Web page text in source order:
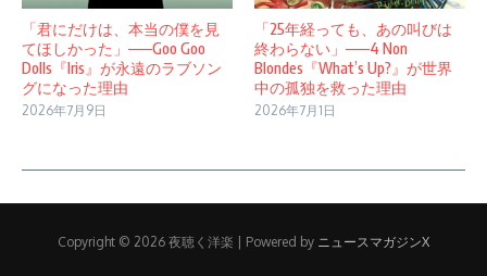
「君にだけは、本当の僕を見
てほしかった」——Goo Goo
Dolls『Iris』が永遠のラブソン
グになった理由
2026年7月9日
「25年経っても、あの叫びは
終わらない」——4 Non
Blondes『What’s Up?』が世界
中の孤独を救った理由
2026年7月1日
Copyright © 2026 夜聴く洋楽 | Powered by ニュースマガジンX